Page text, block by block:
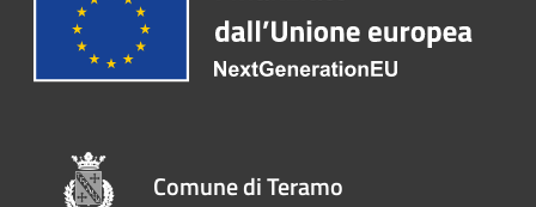
Comune di Teramo